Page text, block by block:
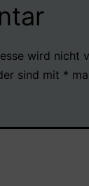
wird nicht
sind mit *